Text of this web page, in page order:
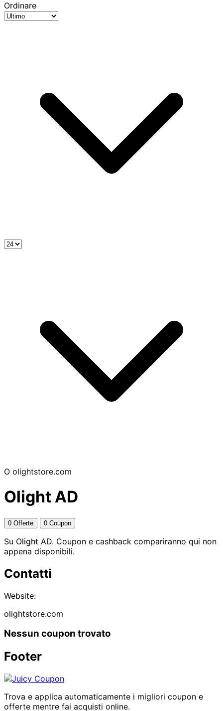
Ordinare
O olightstore.com
Olight AD
0 Offerte 0 Coupon
Su Olight AD. Coupon e cashback compariranno qui non
appena disponibili.
Contatti
Website:
olightstore.com
Nessun coupon trovato
Footer
Trova e applica automaticamente i migliori coupon e
offerte mentre fai acquisti online.